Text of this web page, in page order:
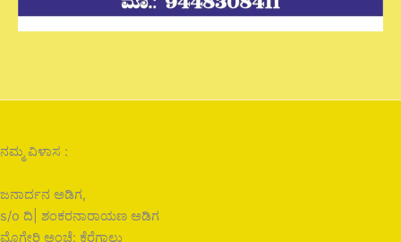
ನಮ್ಮ ವಿಳಾಸ :
ಜನಾರ್ದನ ಅಡಿಗ,
s/o ದಿ| ಶಂಕರನಾರಾಯಣ ಅಡಿಗ
ಮೊಗೇರಿ ಅಂಚೆ: ಕೆರೆಗಾಲು